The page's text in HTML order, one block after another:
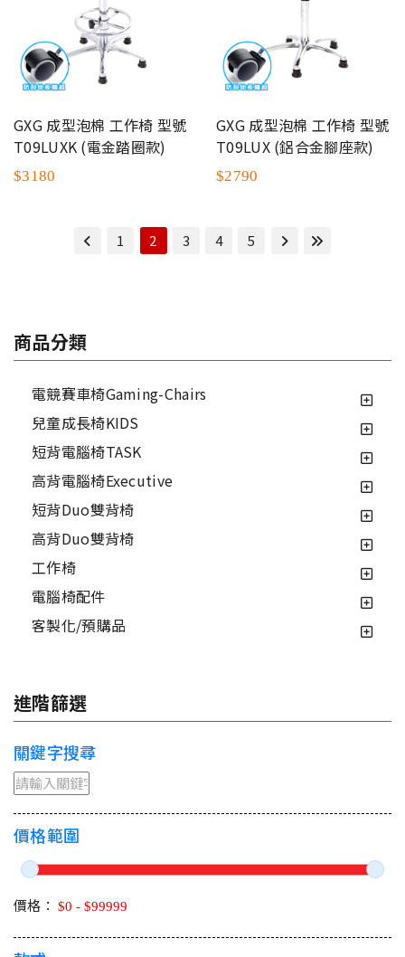
商品分類
電競賽車椅Gaming-Chairs
兒童成長椅KIDS
短背電腦椅TASK
高背電腦椅Executive
短背Duo雙背椅
高背Duo雙背椅
工作椅
電腦椅配件
客製化/預購品
進階篩選
關鍵字搜尋
價格範圍
價格：
GXG 成型泡棉 工作椅 型號
T09LUXK (電金踏圈款)
$3180
GXG 成型泡棉 工作椅 型號
T09LUX (鋁合金腳座款)
$2790
1 2 3 4 5